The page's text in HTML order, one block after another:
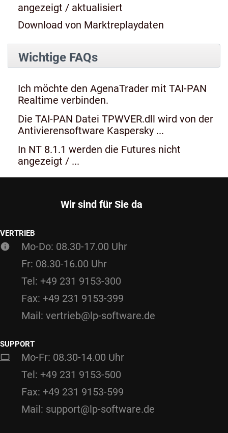
angezeigt / aktualisiert
Download von Marktreplaydaten
Wichtige FAQs
Ich möchte den AgenaTrader mit TAI-PAN
Realtime verbinden.
Die TAI-PAN Datei TPWVER.dll wird von der
Antivierensoftware Kaspersky ...
In NT 8.1.1 werden die Futures nicht
angezeigt / ...
Wir sind für Sie da
VERTRIEB
Mo-Do: 08.30-17.00 Uhr
Fr: 08.30-16.00 Uhr
Tel: +49 231 9153-300
Fax: +49 231 9153-399
Mail: vertrieb@lp-software.de
SUPPORT
Mo-Fr: 08.30-14.00 Uhr
Tel: +49 231 9153-500
Fax: +49 231 9153-599
Mail: support@lp-software.de